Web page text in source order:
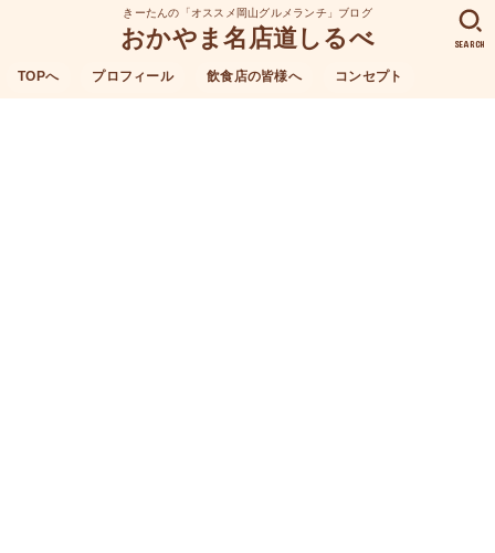
きーたんの「オススメ岡山グルメランチ」ブログ
おかやま名店道しるべ
TOPへ プロフィール 飲食店の皆様へ コンセプト
SEARCH